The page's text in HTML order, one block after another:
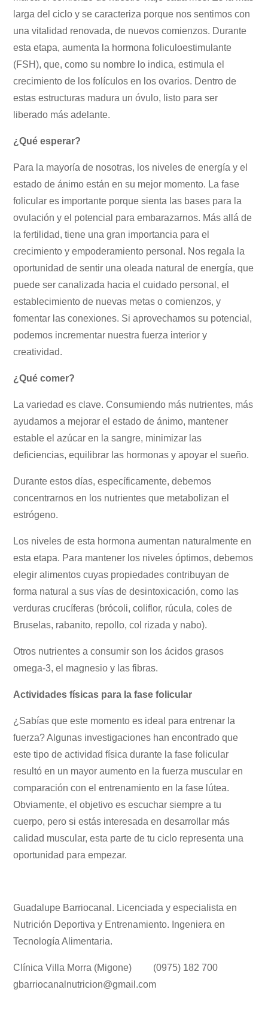
larga del ciclo y se caracteriza porque nos sentimos con
una vitalidad renovada, de nuevos comienzos. Durante
esta etapa, aumenta la hormona foliculoestimulante
(FSH), que, como su nombre lo indica, estimula el
crecimiento de los folículos en los ovarios. Dentro de
estas estructuras madura un óvulo, listo para ser
liberado más adelante.
¿Qué esperar?
Para la mayoría de nosotras, los niveles de energía y el
estado de ánimo están en su mejor momento. La fase
folicular es importante porque sienta las bases para la
ovulación y el potencial para embarazarnos. Más allá de
la fertilidad, tiene una gran importancia para el
crecimiento y empoderamiento personal. Nos regala la
oportunidad de sentir una oleada natural de energía, que
puede ser canalizada hacia el cuidado personal, el
establecimiento de nuevas metas o comienzos, y
fomentar las conexiones. Si aprovechamos su potencial,
podemos incrementar nuestra fuerza interior y
creatividad.
¿Qué comer?
La variedad es clave. Consumiendo más nutrientes, más
ayudamos a mejorar el estado de ánimo, mantener
estable el azúcar en la sangre, minimizar las
deficiencias, equilibrar las hormonas y apoyar el sueño.
Durante estos días, específicamente, debemos
concentrarnos en los nutrientes que metabolizan el
estrógeno.
Los niveles de esta hormona aumentan naturalmente en
esta etapa. Para mantener los niveles óptimos, debemos
elegir alimentos cuyas propiedades contribuyan de
forma natural a sus vías de desintoxicación, como las
verduras crucíferas (brócoli, coliflor, rúcula, coles de
Bruselas, rabanito, repollo, col rizada y nabo).
Otros nutrientes a consumir son los ácidos grasos
omega-3, el magnesio y las fibras.
Actividades físicas para la fase folicular
¿Sabías que este momento es ideal para entrenar la
fuerza? Algunas investigaciones han encontrado que
este tipo de actividad física durante la fase folicular
resultó en un mayor aumento en la fuerza muscular en
comparación con el entrenamiento en la fase lútea.
Obviamente, el objetivo es escuchar siempre a tu
cuerpo, pero si estás interesada en desarrollar más
calidad muscular, esta parte de tu ciclo representa una
oportunidad para empezar.
Guadalupe Barriocanal. Licenciada y especialista en
Nutrición Deportiva y Entrenamiento. Ingeniera en
Tecnología Alimentaria.
Clínica Villa Morra (Migone) (0975) 182 700
gbarriocanalnutricion@gmail.com